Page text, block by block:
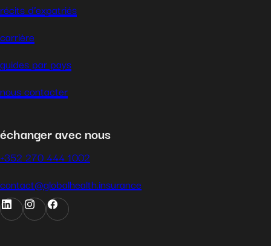
récits d’expatriés
carrière
guides par pays
nous contacter
échanger avec nous
+352 270 444 1002
contact@globalhealth.insurance